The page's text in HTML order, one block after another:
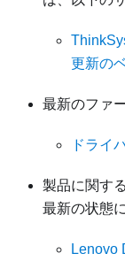
更新の
最新のファ
ドライ
製品に関す
最新の状態
Lenovo